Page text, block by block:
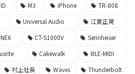
M3 iPhone
TR-808
Universal Audio
江夏正晃
CT-S1000V
Sennheiser
Cakewalk
BLE-MIDI
村上社長 Waves
Thunderbolt